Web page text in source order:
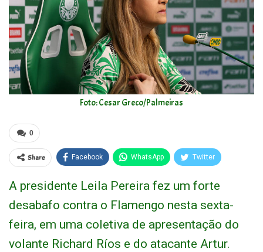
Foto: Cesar Greco/Palmeiras
0
Share Facebook WhatsApp Twitter
A presidente Leila Pereira fez um forte
desabafo contra o Flamengo nesta sexta-
feira, em uma coletiva de apresentação do
volante Richard Ríos e do atacante Artur.